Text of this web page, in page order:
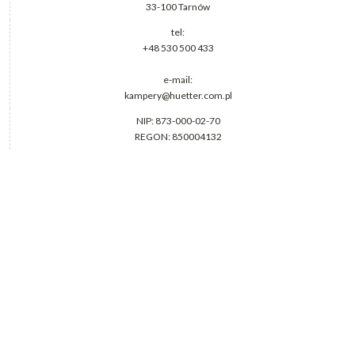
33-100 Tarnów
tel:
+48 530 500 433
e-mail:
kampery@huetter.com.pl
NIP: 873-000-02-70
REGON: 850004132